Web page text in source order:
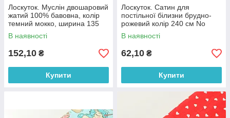
Лоскуток. Муслін двошаровий
жатий 100% бавовна, колір
темний мокко, ширина 135
см № МЖ2-40, 90*135 см
В наявності
152,10 ₴
Купити
Лоскуток. Сатин для
постільної білизни брудно-
рожевий колір 240 см No
ПС-0019, 27*240 см
В наявності
62,10 ₴
Купити